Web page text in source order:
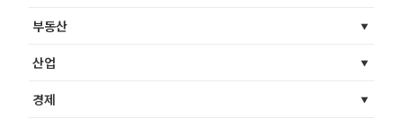
부동산
산업
경제